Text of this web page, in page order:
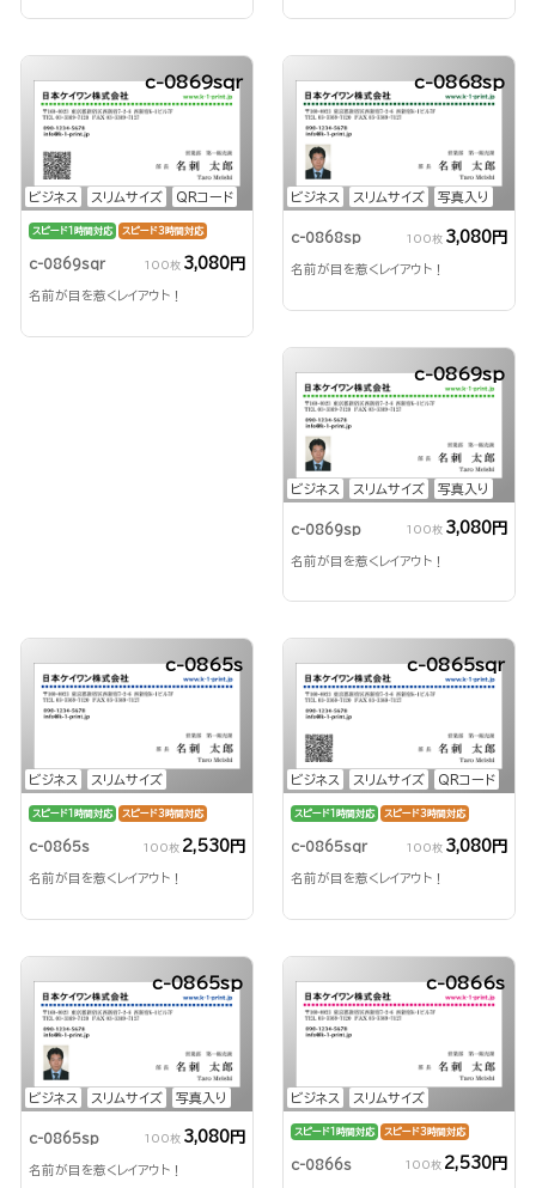
ビジネス スリムサイズ QRコード
c-0869sqr
スピード1時間対応 スピード3時間対応
c-0869sqr 100枚 3,080円
名前が目を惹くレイアウト！
ビジネス スリムサイズ 写真入り
c-0868sp
c-0868sp 100枚 3,080円
名前が目を惹くレイアウト！
ビジネス スリムサイズ 写真入り
c-0869sp
c-0869sp 100枚 3,080円
名前が目を惹くレイアウト！
ビジネス スリムサイズ
c-0865s
スピード1時間対応 スピード3時間対応
c-0865s 100枚 2,530円
名前が目を惹くレイアウト！
ビジネス スリムサイズ QRコード
c-0865sqr
スピード1時間対応 スピード3時間対応
c-0865sqr 100枚 3,080円
名前が目を惹くレイアウト！
ビジネス スリムサイズ 写真入り
c-0865sp
c-0865sp 100枚 3,080円
名前が目を惹くレイアウト！
ビジネス スリムサイズ
c-0866s
スピード1時間対応 スピード3時間対応
c-0866s 100枚 2,530円